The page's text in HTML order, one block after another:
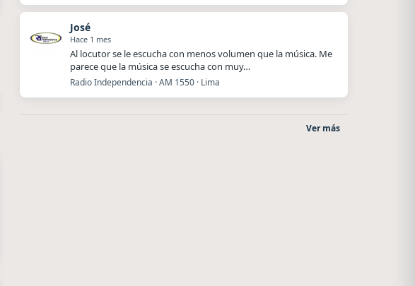
José
Hace 1 mes
Al locutor se le escucha con menos volumen que la música. Me
parece que la música se escucha con muy…
Radio Independencia · AM 1550 · Lima
Ver más